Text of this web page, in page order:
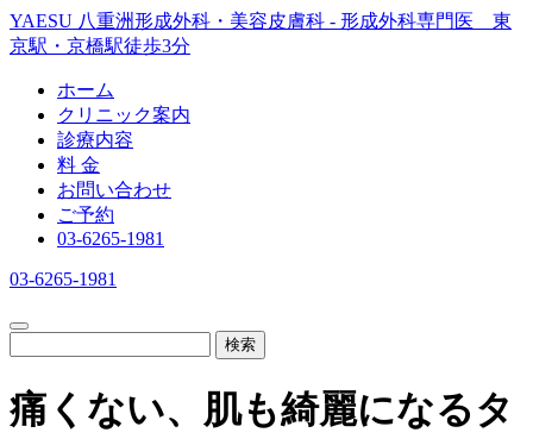
YAESU 八重洲形成外科・美容皮膚科 - 形成外科専門医 東
京駅・京橋駅徒歩3分
ホーム
クリニック案内
診療内容
料 金
お問い合わせ
ご予約
03-6265-1981
03-6265-1981
検索
痛くない、肌も綺麗になるタ